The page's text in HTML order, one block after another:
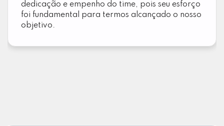
dedicação e empenho do time, pois seu esforço
foi fundamental para termos alcançado o nosso
objetivo.